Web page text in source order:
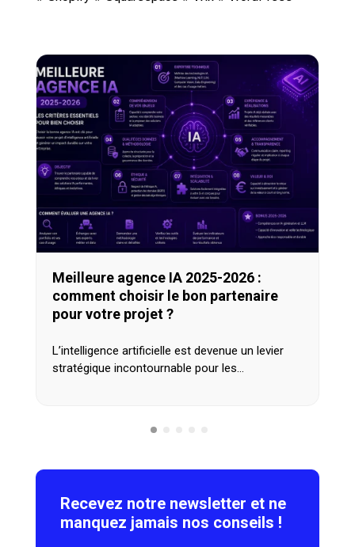
Meilleure agence IA 2025-2026 :
comment choisir le bon partenaire
pour votre projet ?
L’intelligence artificielle est devenue un levier
stratégique incontournable pour les…
Recevez notre newsletter et ne
manquez jamais nos conseils !